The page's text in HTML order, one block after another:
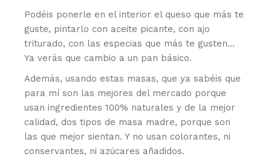
Podéis ponerle en el interior el queso que más te
guste, pintarlo con aceite picante, con ajo
triturado, con las especias que más te gusten…
Ya verás que cambio a un pan básico.
Además, usando estas masas, que ya sabéis que
para mí son las mejores del mercado porque
usan ingredientes 100% naturales y de la mejor
calidad, dos tipos de masa madre, porque son
las que mejor sientan. Y no usan colorantes, ni
conservantes, ni azúcares añadidos.